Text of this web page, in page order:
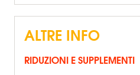
ALTRE INFO
RIDUZIONI E SUPPLEMENTI